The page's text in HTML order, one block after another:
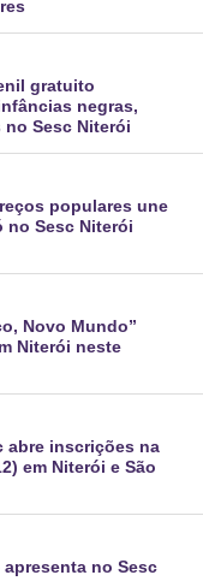
gratuito
negras,
Sesc Niterói
populares une
no Sesc Niterói
Novo Mundo”
Niterói neste
abre inscrições na
em Niterói e São
no Sesc